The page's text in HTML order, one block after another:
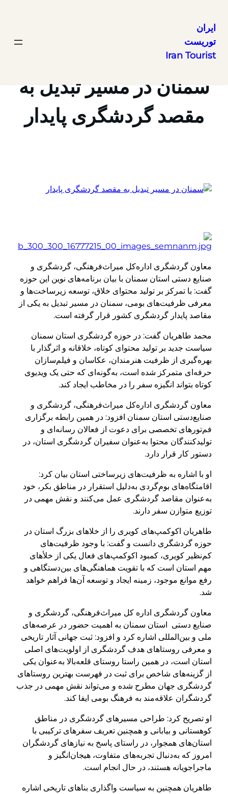
رفتن
ایران
توریست
Iran Tourist
سمنان در مسیر تبدیل به
مقصد گردشگری پایدار
معاون گردشگری اداره‌کل میراث‌فرهنگی، گردشگری و
صنایع دستی استان سمنان با بیان برنامه‌های نوین این حوزه
گفت: با تمرکز بر تولید محتوای خلاق، توسعه زیرساخت‌ها و
معرفی ظرفیت‌های بومی، سمنان در مسیر تبدیل به یکی از
مقاصد پایدار گردشگری کشور قرار گرفته است.
محمد طاهریان گفت: در حوزه گردشگری استان سمنان
سیاست جدید بر تولید محتوای کوتاه، خلاقانه و اثرگذار با
بهره‌گیری از ظرفیت هنرمندان، عکاسان و فیلم‌سازان
حرفه‌ای متمرکز شده است، به‌گونه‌ای که حتی یک ویدیوی
کوتاه بتواند انگیزه سفر را در مخاطب ایجاد کند.
معاون گردشگری اداره‌کل میراث‌فرهنگی، گردشگری و
صنایع‌دستی استان سمنان افزود: در همین رابطه برگزاری
فم‌تورهای تخصصی برای دعوت از فعالان رسانه‌ای و
تولیدکنندگان محتوا به‌عنوان سفیران گردشگری استان، در
دستور کار قرار دارد.
او با اشاره به ظرفیت‌های زیرساختی استان بیان کرد:
اقامتگاه‌های بوم‌گردی به‌دلیل استقرار در مناطق بکر، خود
به‌عنوان مقاصد گردشگری عمل می‌کنند و نقش مهمی در
توزیع متوازن سفر دارند.
طاهریان اکوکمپ‌های کویری را از خلاهای بزرگ استان در
حوزه گردشگری دانست و گفت: با وجود ظرفیت‌های
کم‌نظیر کویری، کمبود اکوکمپ‌های فعال یکی از خلأهای
مهم استان است که با تقویت هماهنگی‌های بین‌دستگاهی و
رفع موانع موجود، زمینه ایجاد و توسعه آن‌ها فراهم خواهد
شد.
معاون گردشگری اداره کل میراث‌فرهنگی، گردشگری و
صنایع دستی استان سمنان به اهمیت حضور در عرصه‌های
ملی و بین‌المللی اشاره کرد و افزود: ثبت جهانی آثار تاریخی
و معرفی روستاهای هدف گردشگری از اولویت‌های اصلی
استان است، در همین راستا روستای قلعه‌بالا به‌عنوان یکی
از گزینه‌های شاخص برای ثبت در فهرست بهترین روستاهای
گردشگری جهان مطرح شده و می‌تواند نقش مهمی در جذب
گردشگران علاقه‌مند به فرهنگ بومی ایفا کند.
او تصریح کرد: طراحی مسیرهای گردشگری در مناطق
کوهستانی و بیابانی و همچنین تعریف سفرهای ترکیبی با
استان‌های همجوار، در راستای پاسخ به نیازهای گردشگران
امروز که به‌دنبال تجربه‌های متفاوت، هیجان‌انگیز و
ماجراجویانه هستند، در حال انجام است.
طاهریان همچنین به سیاست واگذاری بناهای تاریخی اشاره